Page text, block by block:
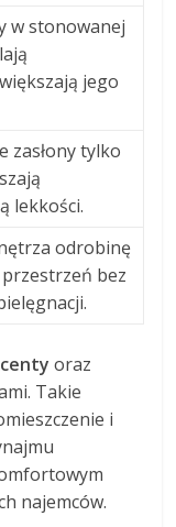
w stonowanej
jego
zasłony tylko
lekkości.
odrobinę
bez
oraz
Takie
i
najemców.